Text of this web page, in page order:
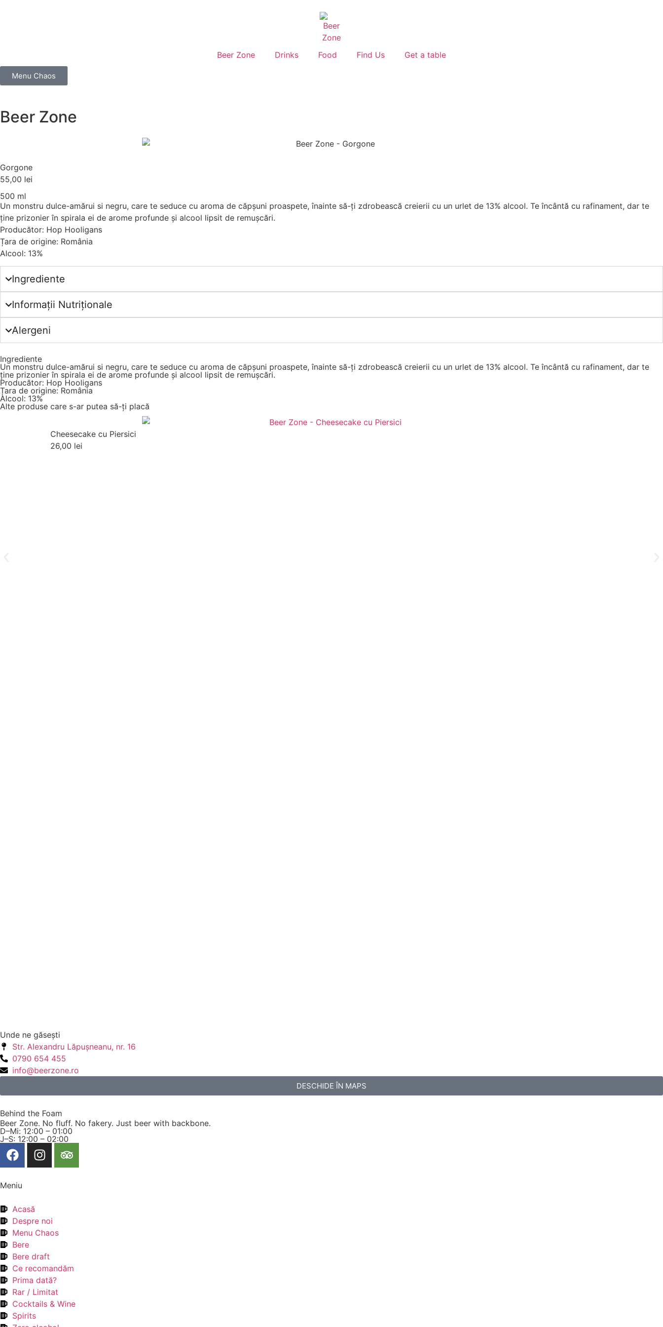
Beer Zone Drinks Food Find Us Get a table
Menu Chaos
Beer Zone
Gorgone
55,00 lei
500 ml
Un monstru dulce-amărui si negru, care te seduce cu aroma de căpșuni proaspete, înainte să-ți zdrobească creierii cu un urlet de 13% alcool. Te încântă cu rafinament, dar te
ține prizonier în spirala ei de arome profunde și alcool lipsit de remușcări.
Producător: Hop Hooligans
Țara de origine: România
Alcool: 13%
Ingrediente
Informații Nutriționale
Alergeni
Ingrediente
Un monstru dulce-amărui si negru, care te seduce cu aroma de căpșuni proaspete, înainte să-ți zdrobească creierii cu un urlet de 13% alcool. Te încântă cu rafinament, dar te
ține prizonier în spirala ei de arome profunde și alcool lipsit de remușcări.
Producător: Hop Hooligans
Țara de origine: România
Alcool: 13%
Alte produse care s-ar putea să-ți placă
Cheesecake cu Piersici
26,00 lei
Unde ne găseşti
Str. Alexandru Lăpuşneanu, nr. 16
0790 654 455
info@beerzone.ro
DESCHIDE ÎN MAPS
Behind the Foam
Beer Zone. No fluff. No fakery. Just beer with backbone.
D–Mi: 12:00 – 01:00
J–S: 12:00 – 02:00
Meniu
Acasă
Despre noi
Menu Chaos
Bere
Bere draft
Ce recomandăm
Prima dată?
Rar / Limitat
Cocktails & Wine
Spirits